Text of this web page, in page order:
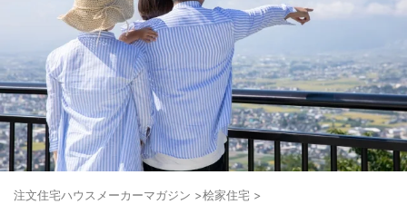
注⽂住宅ハウスメーカーマガジン >桧家住宅 >